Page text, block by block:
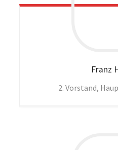
Franz
2. Vorstand,